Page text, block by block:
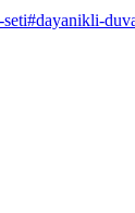
seti#dayanikli-